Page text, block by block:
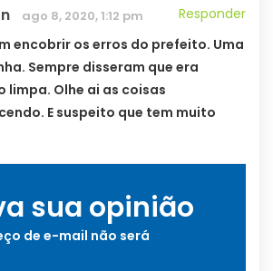
ago 8, 2020, 1:12 pm
Responder
encobrir os erros do prefeito. Uma
Sempre disseram que era
limpa. Olhe ai as coisas
E suspeito que tem muito
sua opinião
de e-mail não será